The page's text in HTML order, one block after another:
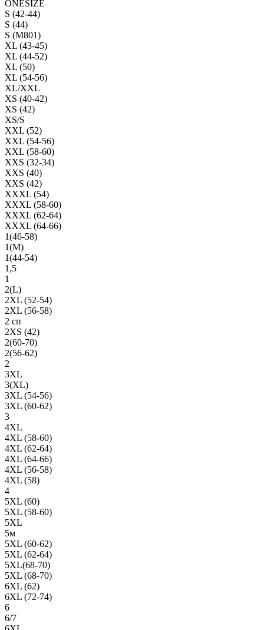
ONESIZE
S (42-44)
S (44)
S (M801)
XL (43-45)
XL (44-52)
XL (50)
XL (54-56)
XL/XXL
XS (40-42)
XS (42)
XS/S
XXL (52)
XXL (54-56)
XXL (58-60)
XXS (32-34)
XXS (40)
XXS (42)
XXXL (54)
XXXL (58-60)
XXXL (62-64)
XXXL (64-66)
1(46-58)
1(М)
1(44-54)
1,5
1
2(L)
2XL (52-54)
2XL (56-58)
2 сп
2XS (42)
2(60-70)
2(56-62)
2
3XL
3(XL)
3XL (54-56)
3XL (60-62)
3
4XL
4XL (58-60)
4XL (62-64)
4XL (64-66)
4XL (56-58)
4XL (58)
4
5XL (60)
5XL (58-60)
5XL
5м
5XL (60-62)
5XL (62-64)
5XL(68-70)
5XL (68-70)
6XL (62)
6XL (72-74)
6
6/7